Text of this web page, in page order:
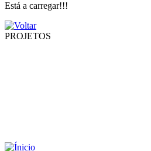
Está a carregar!!!
PROJETOS